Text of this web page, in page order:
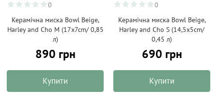
0
Керамічна миска Bowl Beige,
Harley and Cho M (17x7cm/ 0,85
л)
890 грн
Купити
0
Керамічна миска Bowl Beige,
Harley and Cho S (14,5x5cm/
0,45 л)
690 грн
Купити